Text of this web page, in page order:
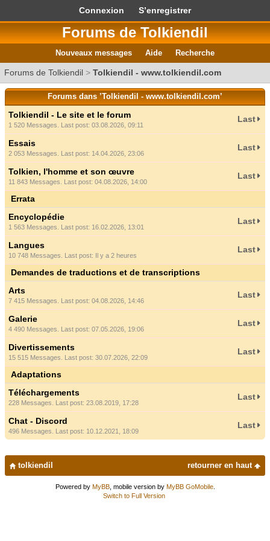
Connexion S’enregistrer
Forums de Tolkiendil
Nouveaux messages Aide Recherche
Forums de Tolkiendil > Tolkiendil - www.tolkiendil.com
Forums dans ’Tolkiendil - www.tolkiendil.com’
Tolkiendil - Le site et le forum
1 520 Messages. Last post: 03.08.2026, 09:11
Last
Essais
2 053 Messages. Last post: 14.04.2026, 23:06
Last
Tolkien, l'homme et son œuvre
11 843 Messages. Last post: 04.08.2026, 14:00
Last
Errata
Encyclopédie
1 563 Messages. Last post: 16.02.2026, 13:01
Last
Langues
10 748 Messages. Last post: Il y a 2 heures
Last
Demandes de traductions et de transcriptions
Arts
7 415 Messages. Last post: 04.08.2026, 14:46
Last
Galerie
4 490 Messages. Last post: 07.05.2026, 19:06
Last
Divertissements
15 515 Messages. Last post: 30.07.2026, 22:09
Last
Adaptations
Téléchargements
228 Messages. Last post: 23.08.2019, 17:28
Last
Chat - Discord
496 Messages. Last post: 10.12.2021, 18:09
Last
retourner en haut
tolkiendil
Powered by MyBB, mobile version by MyBB GoMobile.
Switch to Full Version